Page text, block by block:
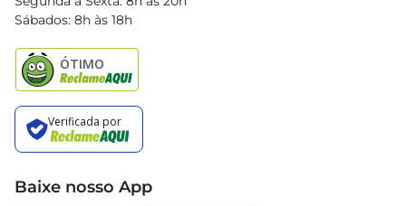
Black Friday
Sábados: 8h às 18h
Baixe nosso App